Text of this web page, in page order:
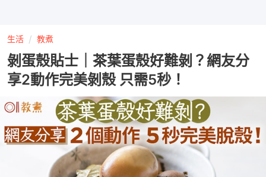
生活 教煮
剝蛋殼貼士｜茶葉蛋殼好難剝？網友分
享2動作完美剝殼 只需5秒！